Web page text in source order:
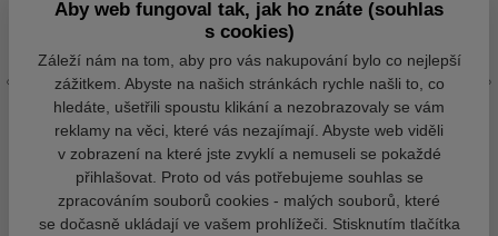
Aby web fungoval tak, jak ho znáte (souhlas
s cookies)
Záleží nám na tom, aby pro vás nakupování bylo co nejlepší
zážitkem. Abyste na našich stránkách rychle našli to, co
hledáte, ušetřili spoustu klikání a nezobrazovaly se vám
reklamy na věci, které vás nezajímají. Abyste web viděli
v zobrazení na které jste zvyklí a nemuseli se pokaždé
přihlašovat. Proto od vás potřebujeme souhlas se
zpracováním souborů cookies - malých souborů, které
se dočasně ukládají ve vašem prohlížeči. Stisknutím tlačítka